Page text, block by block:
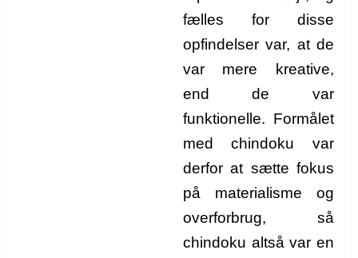
fælles for disse
opfindelser var, at de
var mere kreative,
end de var
funktionelle. Formålet
med chindoku var
derfor at sætte fokus
på materialisme og
overforbrug, så
chindoku altså var en